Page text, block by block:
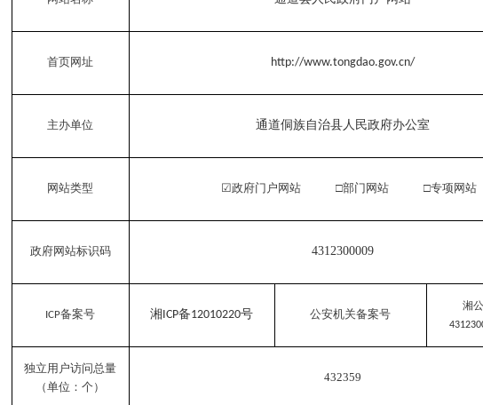
首页网址 http://www.tongdao.gov.cn/
主办单位 通道侗族自治县人民政府办公室
网站类型 ☑政府门户网站 □部门网站 □专项网站
政府网站标识码 4312300009
ICP备案号 湘 ICP备12010220号 公安机关备案号
湘
独立用户访问总量
（单位：个）
432359